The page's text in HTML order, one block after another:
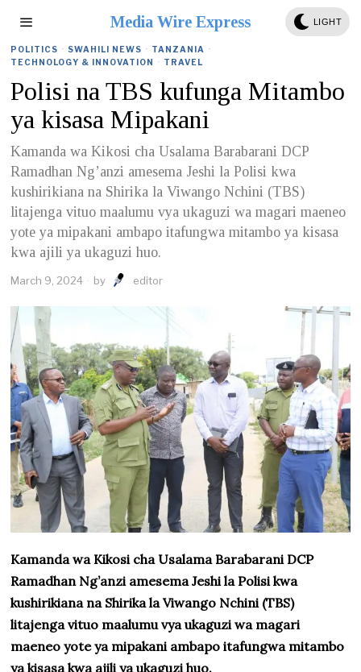
Media Wire Express LIGHT
POLITICS · SWAHILI NEWS · TANZANIA ·
TECHNOLOGY & INNOVATION · TRAVEL
Polisi na TBS kufunga Mitambo
ya kisasa Mipakani
Kamanda wa Kikosi cha Usalama Barabarani DCP
Ramadhan Ng’anzi amesema Jeshi la Polisi kwa
kushirikiana na Shirika la Viwango Nchini (TBS)
litajenga vituo maalumu vya ukaguzi wa magari maeneo
yote ya mipakani ambapo itafungwa mitambo ya kisasa
kwa ajili ya ukaguzi huo.
March 9, 2024 by editor
Kamanda wa Kikosi cha Usalama Barabarani DCP
Ramadhan Ng’anzi amesema Jeshi la Polisi kwa
kushirikiana na Shirika la Viwango Nchini (TBS)
litajenga vituo maalumu vya ukaguzi wa magari
maeneo yote ya mipakani ambapo itafungwa mitambo
ya kisasa kwa ajili ya ukaguzi huo.